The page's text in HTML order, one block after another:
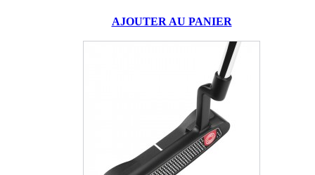
AJOUTER AU PANIER